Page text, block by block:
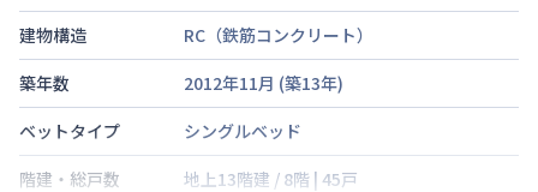
建物構造
RC（鉄筋コンクリート）
築年数
2012年11月 (築13年)
ベットタイプ
シングルベッド
階建・総戸数
地上13階建 / 8階 | 45戸